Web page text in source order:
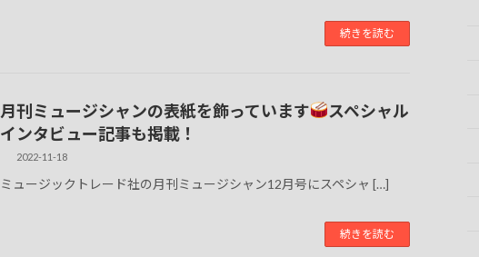
続きを読む
月刊ミュージシャンの表紙を飾っています
スペシャル
インタビュー記事も掲載！
2022-11-18
ミュージックトレード社の月刊ミュージシャン12月号にスペシャ […]
続きを読む